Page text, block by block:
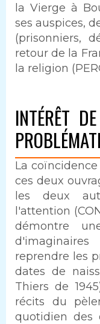
la Vierge à
ses auspices,
(prisonniers,
retour de la
la religion
INTÉRÊT
La
ces deux
les deux
l'attention
démontre
reprendre les
dates de
Thiers de
récits du
quotidien des